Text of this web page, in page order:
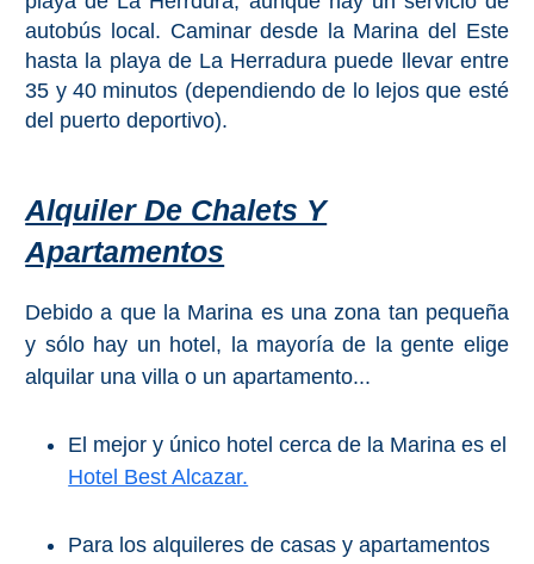
autobús local. Caminar desde la Marina del Este
hasta la playa de La Herradura puede llevar entre
35 y 40 minutos (dependiendo de lo lejos que esté
del puerto deportivo).
Alquiler De Chalets Y
Apartamentos
Debido a que la Marina es una zona tan pequeña
y sólo hay un hotel, la mayoría de la gente elige
alquilar una villa o un apartamento...
El mejor y único hotel cerca de la Marina es el
Hotel Best Alcazar.
Para los alquileres de casas y apartamentos